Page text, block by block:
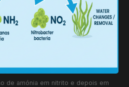
de amónia em nitrito e depois em